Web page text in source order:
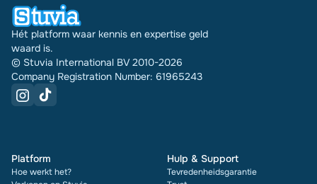
Hét platform waar kennis en expertise geld
waard is.
© Stuvia International BV 2010-2026
Company Registration Number: 61965243
Platform
Hoe werkt het?
Hulp & Support
Tevredenheidsgarantie